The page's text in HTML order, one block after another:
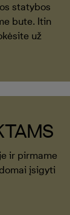
statybos
bute. Itin
už
ir pirmame
įsigyti